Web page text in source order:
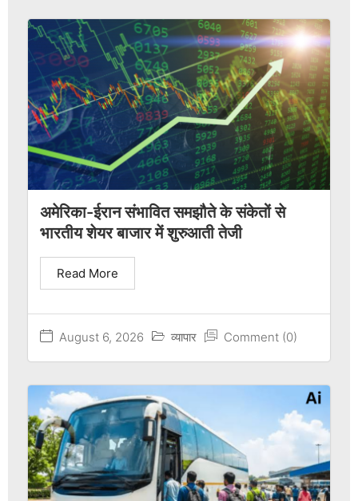
अमेरिका-ईरान संभावित समझौते के संकेतों से
भारतीय शेयर बाजार में शुरुआती तेजी
August 6, 2026 व्यापार Comment (0)
Read More